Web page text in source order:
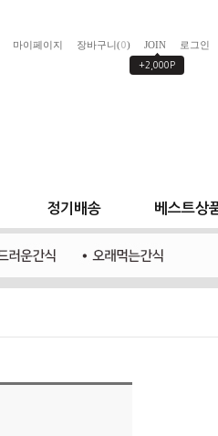
로그인
JOIN
+2,000P
장바구니(0)
마이페이지
정기배송 베스트상